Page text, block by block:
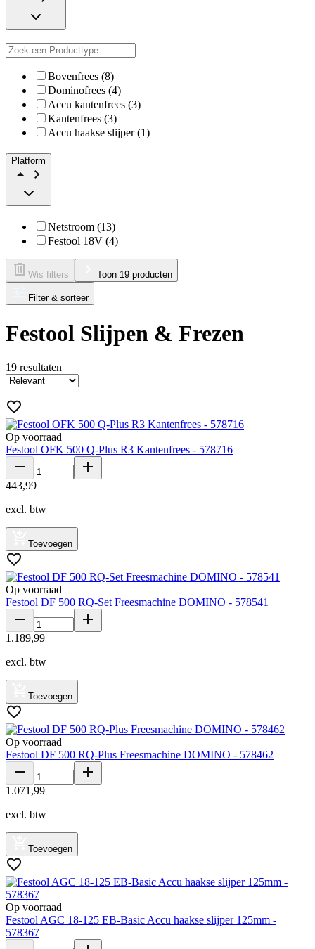
Bovenfrees (8)
Dominofrees (4)
Accu kantenfrees (3)
Kantenfrees (3)
Accu haakse slijper (1)
Platform
Netstroom (13)
Festool 18V (4)
Wis filters Toon 19 producten
Filter & sorteer
Festool Slijpen & Frezen
19 resultaten
Op voorraad
Festool OFK 500 Q-Plus R3 Kantenfrees - 578716
443,99
excl. btw
Toevoegen
Op voorraad
Festool DF 500 RQ-Set Freesmachine DOMINO - 578541
1 .189,99
excl. btw
Toevoegen
Op voorraad
Festool DF 500 RQ-Plus Freesmachine DOMINO - 578462
1 .071 ,99
excl. btw
Toevoegen
Op voorraad
Festool AGC 18-125 EB-Basic Accu haakse slijper 125mm -
578367